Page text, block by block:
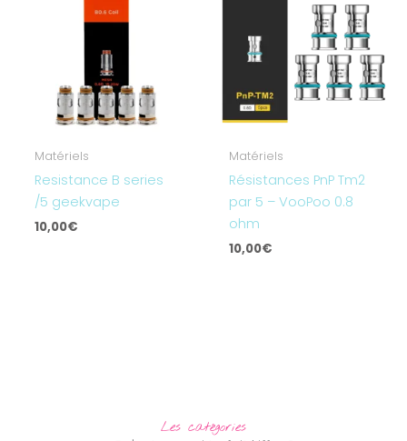
Matériels
Resistance B series
/5 geekvape
10,00€
Matériels
Résistances PnP Tm2
par 5 – VooPoo 0.8
ohm
10,00€
Les catégories